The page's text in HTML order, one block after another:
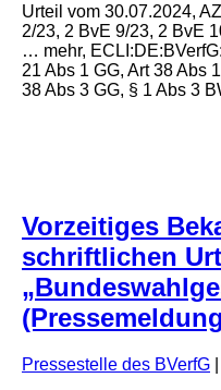
Urteil vom 30.07.2024, AZ
2/23, 2 BvE 9/23, 2 BvE
… mehr,
21 Abs 1 GG, Art 38 Abs
38 Abs 3 GG, § 1 Abs 3
Vorzeitiges
schriftlichen
Pressestelle des BVerfG